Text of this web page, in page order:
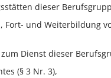
dieser
Fort- und Weiterbildung
Dienst dieser
(§ 3 Nr. 3),